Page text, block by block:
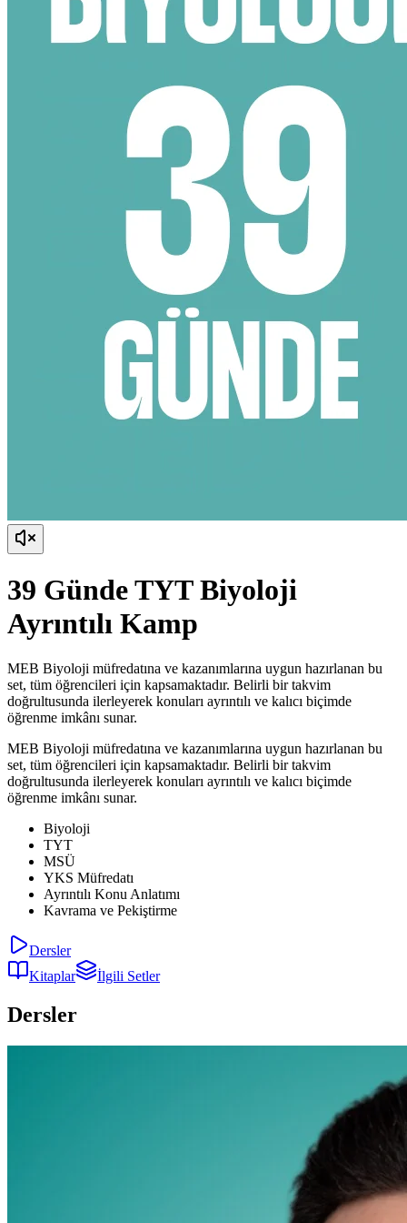
39 Günde TYT Biyoloji
Ayrıntılı Kamp
MEB Biyoloji müfredatına ve kazanımlarına uygun hazırlanan bu
set, tüm öğrencileri için kapsamaktadır. Belirli bir takvim
doğrultusunda ilerleyerek konuları ayrıntılı ve kalıcı biçimde
öğrenme imkânı sunar.
MEB Biyoloji müfredatına ve kazanımlarına uygun hazırlanan bu
set, tüm öğrencileri için kapsamaktadır. Belirli bir takvim
doğrultusunda ilerleyerek konuları ayrıntılı ve kalıcı biçimde
öğrenme imkânı sunar.
Biyoloji
TYT
MSÜ
YKS Müfredatı
Ayrıntılı Konu Anlatımı
Kavrama ve Pekiştirme
Dersler
Kitaplar
İlgili Setler
Dersler